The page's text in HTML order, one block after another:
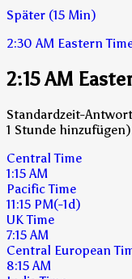
Später (15 Min)
2:30 AM Eastern
2:15 AM
Standardzeit-
1 Stunde
Central Time
1:15 AM
Pacific Time
11:15 PM(-1d)
UK Time
7:15 AM
Central European
8:15 AM